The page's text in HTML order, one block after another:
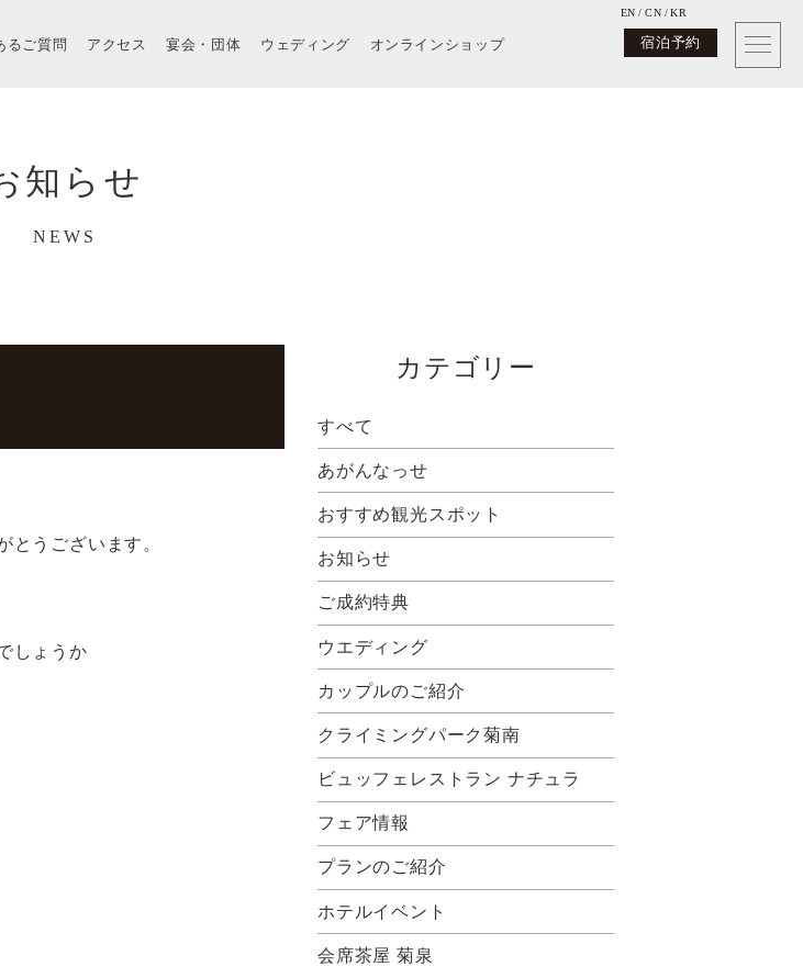
るご質問 アクセス 宴会・団体 ウェディング オンラインショップ 宿泊予約
EN CN KR
知らせ
NEWS
とうございます。
しょうか
カテゴリー
すべて
あがんなっせ
おすすめ観光スポット
お知らせ
ご成約特典
ウエディング
カップルのご紹介
クライミングパーク菊南
ビュッフェレストラン ナチュラ
フェア情報
プランのご紹介
ホテルイベント
会席茶屋 菊泉